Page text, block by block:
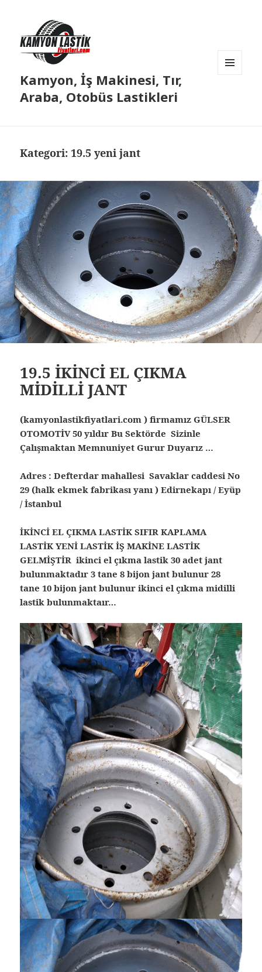
Kamyon, İş Makinesi, Tır,
Araba, Otobüs Lastikleri
Kategori:19.5 yeni jant
19.5 İKİNCİ EL ÇIKMA
MİDİLLİ JANT
(kamyonlastikfiyatlari.com ) firmamız GÜLSER
OTOMOTİV 50 yıldır Bu Sektörde Sizinle
Çalışmaktan Memnuniyet Gurur Duyarız …
Adres : Defterdar mahallesi Savaklar caddesi No
29 (halk ekmek fabrikası yanı ) Edirnekapı / Eyüp
/ İstanbul
İKİNCİ EL ÇIKMA LASTİK SIFIR KAPLAMA
LASTİK YENİ LASTİK İŞ MAKİNE LASTİK
GELMİŞTİR ikinci el çıkma lastik 30 adet jant
bulunmaktadır 3 tane 8 bijon jant bulunur 28
tane 10 bijon jant bulunur ikinci el çıkma midilli
lastik bulunmaktaır…